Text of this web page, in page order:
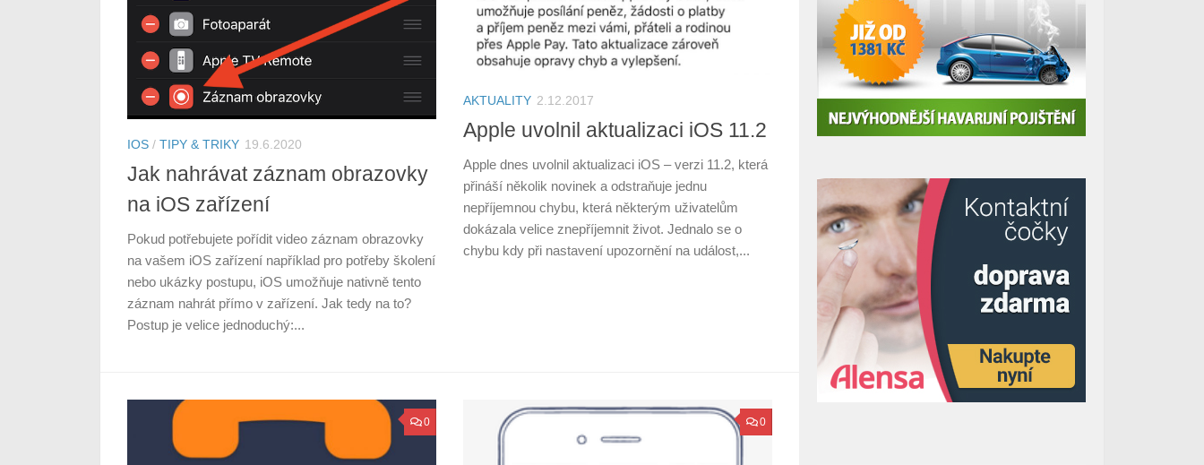
IOS / TIPY & TRIKY 19.6.2020
Jak nahrávat záznam obrazovky
na iOS zařízení
Pokud potřebujete pořídit video záznam obrazovky
na vašem iOS zařízení například pro potřeby školení
nebo ukázky postupu, iOS umožňuje nativně tento
záznam nahrát přímo v zařízení. Jak tedy na to?
Postup je velice jednoduchý:...
AKTUALITY 2.12.2017
Apple uvolnil aktualizaci iOS 11.2
Apple dnes uvolnil aktualizaci iOS – verzi 11.2, která
přináší několik novinek a odstraňuje jednu
nepříjemnou chybu, která některým uživatelům
dokázala velice znepříjemnit život. Jednalo se o
chybu kdy při nastavení upozornění na událost,...
0 0